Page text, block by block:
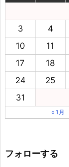
3
4
10
11
17
18
24
25
31
« 1月
フォローする